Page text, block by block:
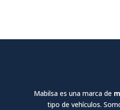
Mabilsa es una marca de
tipo de vehículos.